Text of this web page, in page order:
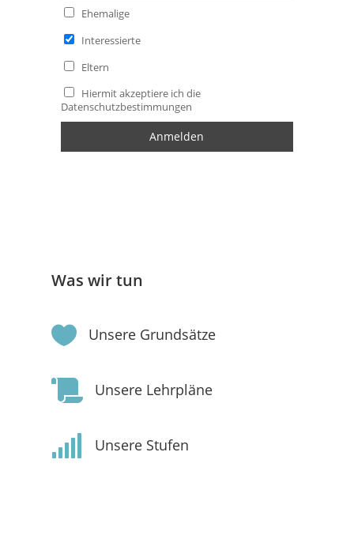
Ehemalige
Interessierte
Eltern
Hiermit akzeptiere ich die
Datenschutzbestimmungen
Was wir tun
 Unsere Grundsätze
 Unsere Lehrpläne
 Unsere Stufen